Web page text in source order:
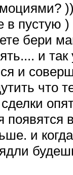
в пустую
бери
и
и
что
сделки
и